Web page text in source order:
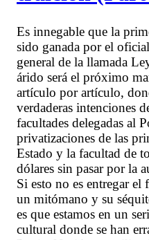
Es innegable que la
sido ganada por el
general de la llamada
árido será el próximo
artículo por artículo,
verdaderas intenciones
facultades delegadas al
privatizaciones de las
Estado y la facultad de
dólares sin pasar por la
Si esto no es entregar
un mitómano y su
es que estamos en un
cultural donde se han